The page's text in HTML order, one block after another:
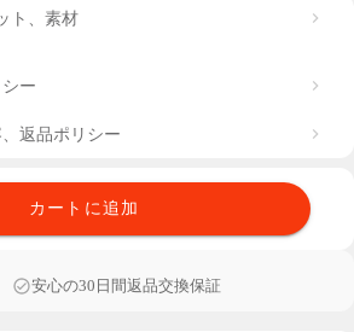
ト、素材
ー
返品ポリシー
カートに追加
安心の30日間返品交換保証